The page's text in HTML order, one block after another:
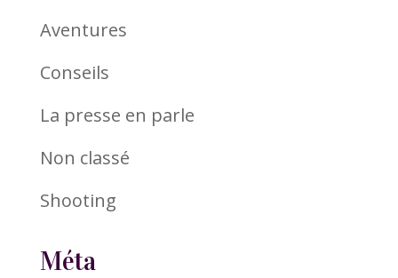
Aventures
Conseils
La presse en parle
Non classé
Shooting
Méta